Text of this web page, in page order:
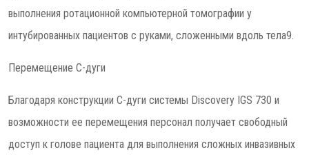
выполнения ротационной компьютерной томографии у
интубированных пациентов с руками, сложенными вдоль тела9.
Перемещение С-дуги
Благодаря конструкции C-дуги системы Discovery IGS 730 и
возможности ее перемещения персонал получает свободный
доступ к голове пациента для выполнения сложных инвазивных